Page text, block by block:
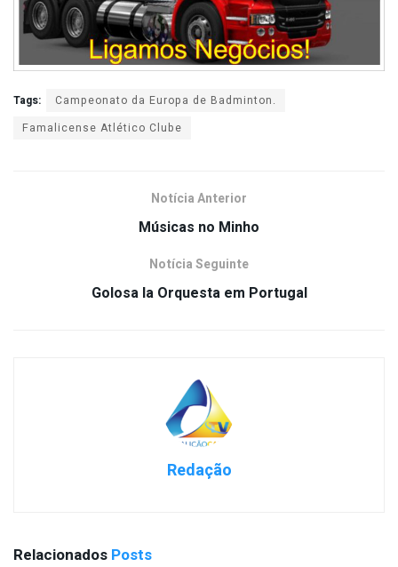
Tags:
Campeonato da Europa de Badminton.
Famalicense Atlético Clube
Notícia Anterior
Músicas no Minho
Notícia Seguinte
Golosa la Orquesta em Portugal
Redação
Relacionados Posts